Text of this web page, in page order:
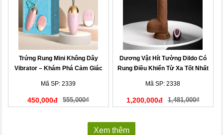
Trứng Rung Mini Không Dây
Vibrator – Khám Phá Cảm Giác
Mã SP: 2339
450,000đ 555,000₫
Dương Vật Hít Tường Dildo Có
Rung Điều Khiển Từ Xa Tốt Nhất
Mã SP: 2338
1,200,000đ 1,481,000₫
Xem thêm